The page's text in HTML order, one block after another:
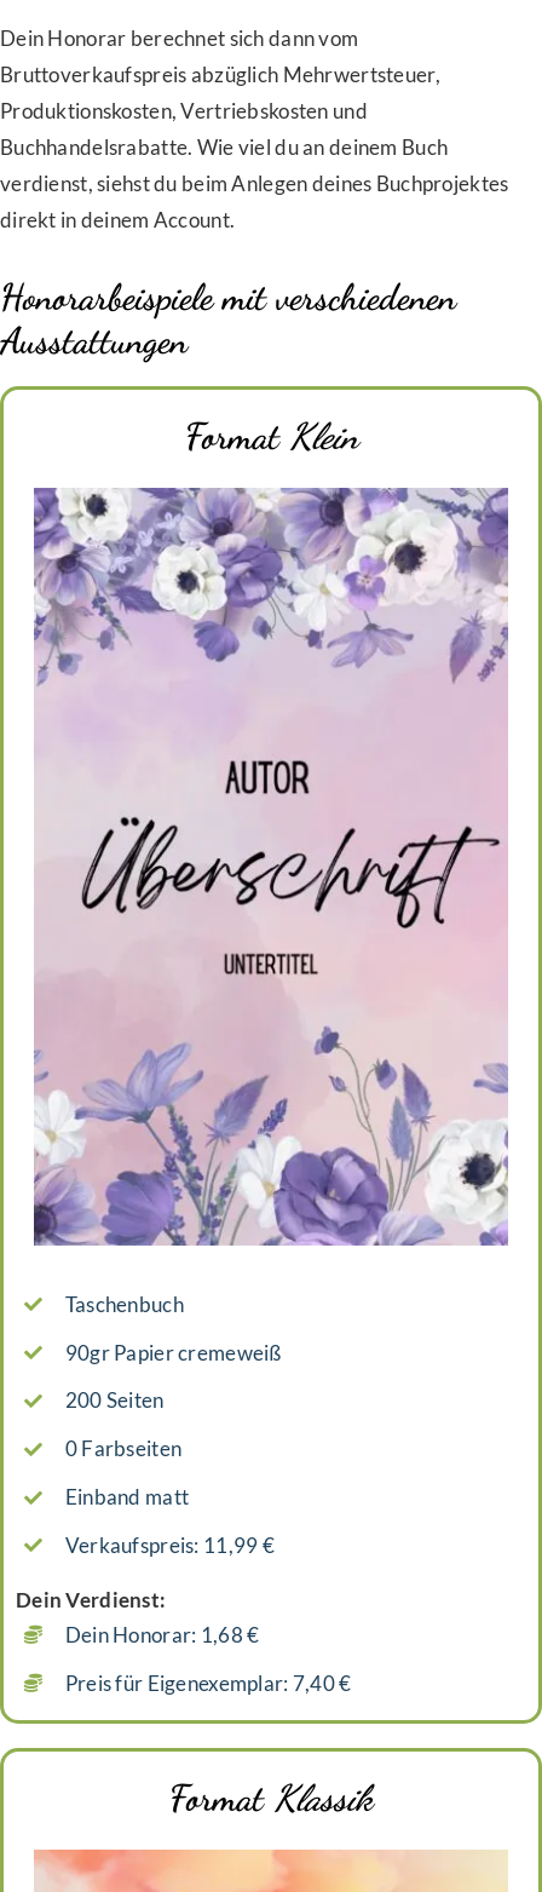
Dein Honorar berechnet sich dann vom
Bruttoverkaufspreis abzüglich Mehrwertsteuer,
Produktionskosten, Vertriebskosten und
Buchhandelsrabatte. Wie viel du an deinem Buch
verdienst, siehst du beim Anlegen deines Buchprojektes
direkt in deinem Account.
Honorarbeispiele mit verschiedenen
Ausstattungen
Format Klein
Taschenbuch
90gr Papier cremeweiß
200 Seiten
0 Farbseiten
Einband matt
Verkaufspreis: 11,99 €
Dein Verdienst:
Dein Honorar: 1,68 €
Preis für Eigenexemplar: 7,40 €
Format Klassik